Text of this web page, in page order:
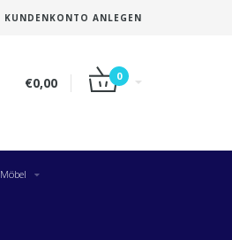
KUNDENKONTO ANLEGEN
€0,00 0
Möbel